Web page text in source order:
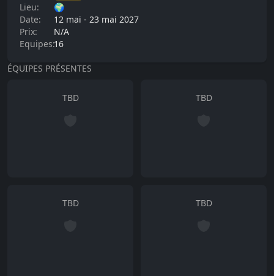
Lieu:
🌍
Date:
12 mai - 23 mai 2027
Prix:
N/A
Equipes:16
ÉQUIPES PRÉSENTES
TBD TBD
TBD TBD